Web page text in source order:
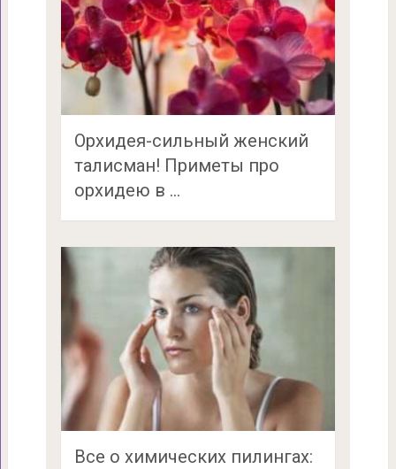
Орхидея-сильный женский
талисман! Приметы про
орхидею в …
Все о химических пилингах: